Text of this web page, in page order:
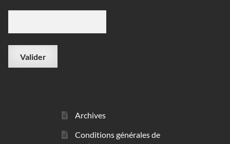
Archives
Conditions générales de